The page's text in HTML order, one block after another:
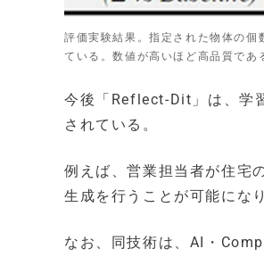
評価実験結果。指定された物体の
ている。数値が高いほど高品質であ
今後「Reflect-Dit」は、学
されている。
例えば、営業担当者が住宅
生成を行うことが可能にな
なお、同技術は、AI・